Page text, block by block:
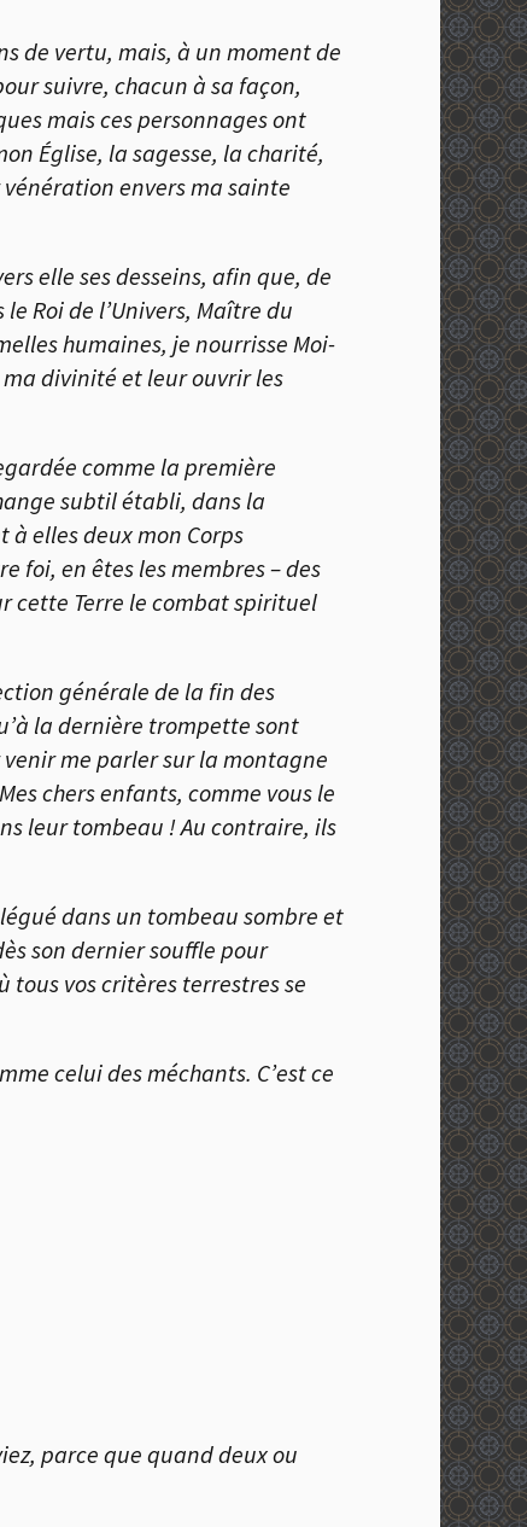
de vertu, mais, à un moment de
suivre, chacun à sa façon,
mais ces personnages ont
Église, la sagesse, la charité,
envers ma sainte
elle ses desseins, afin que, de
Roi de l’Univers, Maître du
humaines, je nourrisse Moi-
divinité et leur ouvrir les
comme la première
subtil établi, dans la
elles deux mon Corps
foi, en êtes les membres – des
cette Terre le combat spirituel
générale de la fin des
la dernière trompette sont
venir me parler sur la montagne
chers enfants, comme vous le
leur tombeau ! Au contraire, ils
dans un tombeau sombre et
son dernier souffle pour
tous vos critères terrestres se
celui des méchants. C’est ce
parce que quand deux ou